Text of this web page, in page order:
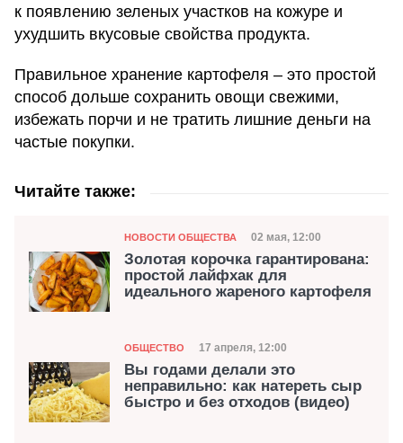
к появлению зеленых участков на кожуре и
ухудшить вкусовые свойства продукта.
Правильное хранение картофеля – это простой
способ дольше сохранить овощи свежими,
избежать порчи и не тратить лишние деньги на
частые покупки.
Читайте также:
Категория
НОВОСТИ ОБЩЕСТВА Дата публикации
02 мая, 12:00
Золотая корочка гарантирована:
простой лайфхак для
идеального жареного картофеля
Категория
ОБЩЕСТВО Дата публикации
17 апреля, 12:00
Вы годами делали это
неправильно: как натереть сыр
быстро и без отходов (видео)